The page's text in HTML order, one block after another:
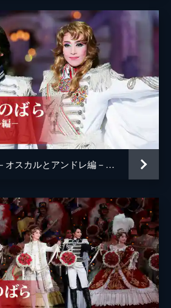
ベルサイユのばら－オスカルとアンドレ編－（'13年月組・東京・千秋楽）